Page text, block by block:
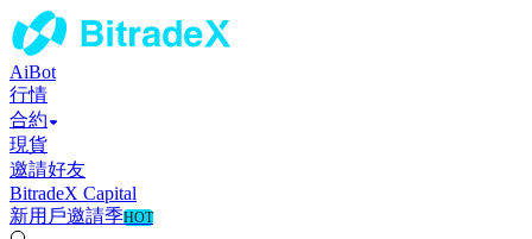
AiBot
行情
合約
現貨
邀請好友
BitradeX Capital
新用戶邀請季HOT